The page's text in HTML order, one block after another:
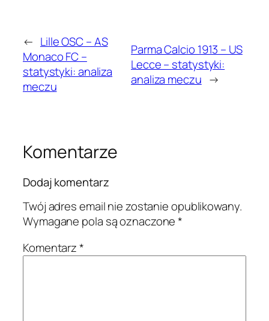
← Lille OSC – AS
Monaco FC –
statystyki: analiza
meczu
Parma Calcio 1913 – US
Lecce – statystyki:
analiza meczu →
Komentarze
Dodaj komentarz
Twój adres email nie zostanie opublikowany.
Wymagane pola są oznaczone*
Komentarz*